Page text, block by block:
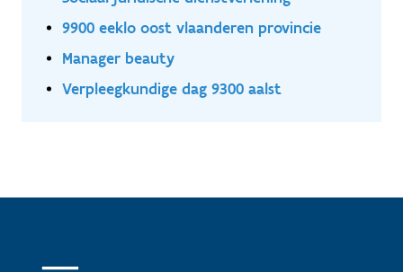
9900 eeklo oost vlaanderen provincie
Manager beauty
Verpleegkundige dag 9300 aalst